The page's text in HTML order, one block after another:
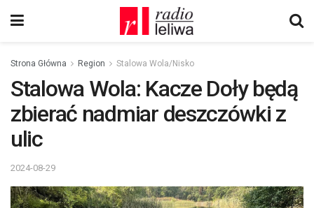
Strona Główna Region Stalowa Wola/Nisko
Stalowa Wola: Kacze Doły będą
zbierać nadmiar deszczówki z
ulic
2024-08-29